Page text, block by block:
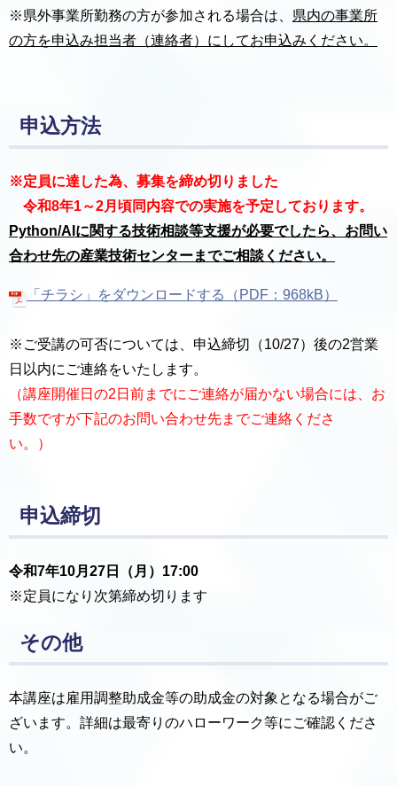
※県外事業所勤務の方が参加される場合は、 県内の事業所
の方を申込み担当者（連絡者）にしてお申込みください。
申込方法
※定員に達した為、募集を締め切りました
令和8年1～2月頃同内容での実施を予定しております。
Python/AIに関する技術相談等支援が必要でしたら、お問い
合わせ先の産業技術センターまでご相談ください。
「チラシ」をダウンロードする（PDF：968kB）
※ご受講の可否については、申込締切（10/27）後の2営業
日以内にご連絡をいたします。
（講座開催日の2日前までにご連絡が届かない場合には、お
手数ですが下記のお問い合わせ先までご連絡くださ
い。）
申込締切
令和7年10月27日（月）17:00
※定員になり次第締め切ります
その他
本講座は雇用調整助成金等の助成金の対象となる場合がご
ざいます。詳細は最寄りのハローワーク等にご確認くださ
い。